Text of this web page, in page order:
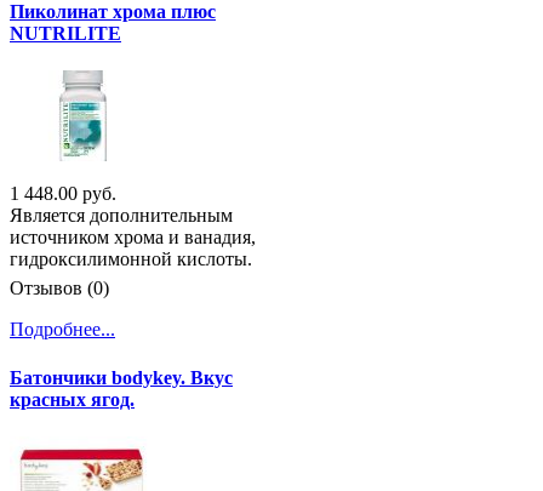
Пиколинат хрома плюс
NUTRILITE
1 448.00 руб.
Является дополнительным
источником хрома и ванадия,
гидроксилимонной кислоты.
Отзывов (0)
Подробнее...
Батончики bodykey. Вкус
красных ягод.